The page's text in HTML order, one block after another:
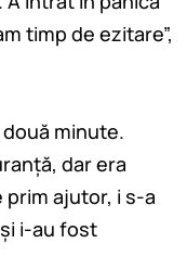
timp de ezitare”,
minute.
dar era
ajutor, i s-a
i-au fost